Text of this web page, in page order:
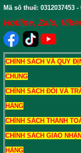
Mã số thuế: 0312037453
Hotline, Zalo,
CHÍNH SÁCH VÀ QUY
CHUNG
CHÍNH SÁCH ĐỔI VÀ
HÀNG
CHÍNH SÁCH THANH
CHÍNH SÁCH GIAO NHẬN
HÀNG